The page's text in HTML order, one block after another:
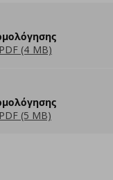
(4 MB)
(5 MB)